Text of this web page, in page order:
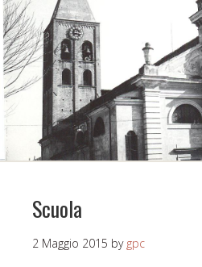
Scuola
2 Maggio 2015 by gpc